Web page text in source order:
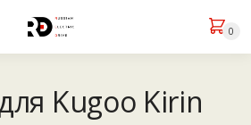
0
Kugoo Kirin